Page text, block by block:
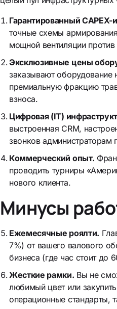
Гарантированный CAPEX-
точные схемы
мощной вентиляции против
Эксклюзивные цены
заказывают оборудование
премиальную фракцию
взноса.
Цифровая (IT)
выстроенная CRM,
звонков администраторам
Коммерческий опыт.
проводить турниры
нового клиента.
Минусы
Ежемесячные роялти.
7%) от вашего валового
бизнеса (где час стоит до
Жесткие рамки. Вы не
любимый цвет или
операционные стандарты,